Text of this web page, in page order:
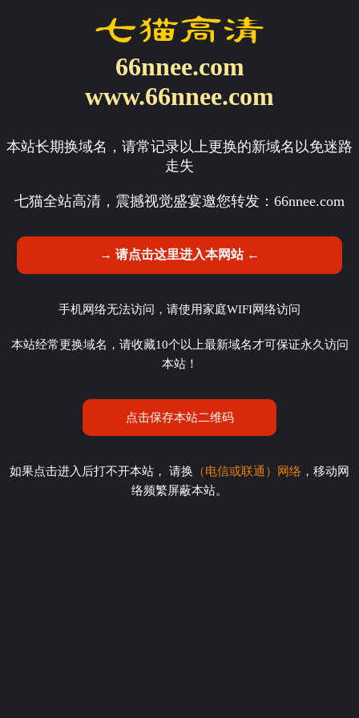
66nnee.com
www.66nnee.com
本站长期换域名，请常记录以上更换的新域名以免迷路
走失
七猫全站高清，震撼视觉盛宴邀您转发： 66nnee.com
→ 请点击这里进入本网站 ←
手机网络无法访问，请使用家庭WIFI网络访问
本站经常更换域名，请收藏10个以上最新域名才可保证永久访问
本站！
点击保存本站二维码
如果点击进入后打不开本站， 请换 （电信或联通）网络 ，移动网
络频繁屏蔽本站。